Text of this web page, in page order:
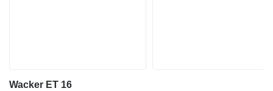
Wacker ET 16